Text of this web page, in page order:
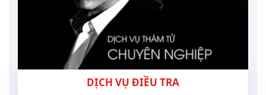
DỊCH VỤ ĐIỀU TRA